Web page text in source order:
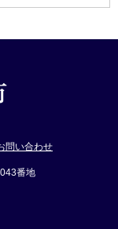
問い合わせ
番地